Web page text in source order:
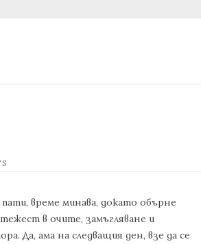
време минава, докато обърне
в очите, замъгляване и
Да, ама на следващия ден, взе да се